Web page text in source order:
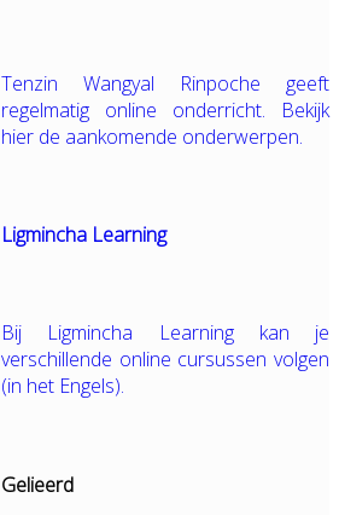
Tenzin Wangyal Rinpoche geeft
regelmatig online onderricht. Bekijk
hier de aankomende onderwerpen.
Ligmincha Learning
Bij Ligmincha Learning kan je
verschillende online cursussen volgen
(in het Engels).
Gelieerd